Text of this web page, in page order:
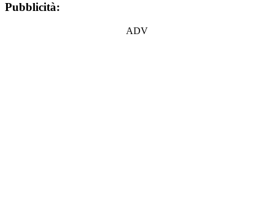
Pubblicità:
ADV